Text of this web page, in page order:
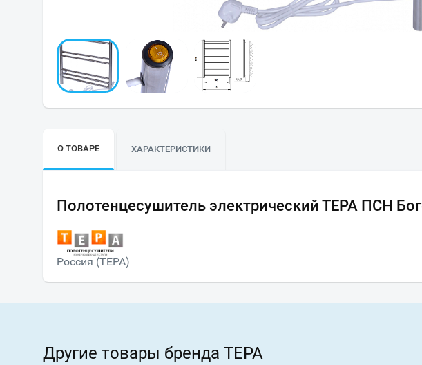
О ТОВАРЕ ХАРАКТЕРИСТИКИ
Полотенцесушитель электрический ТЕРА ПСН
Россия (ТЕРА)
Другие товары бренда ТЕРА